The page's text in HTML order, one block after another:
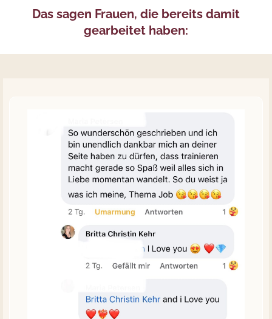
Das sagen Frauen, die bereits damit
gearbeitet haben: